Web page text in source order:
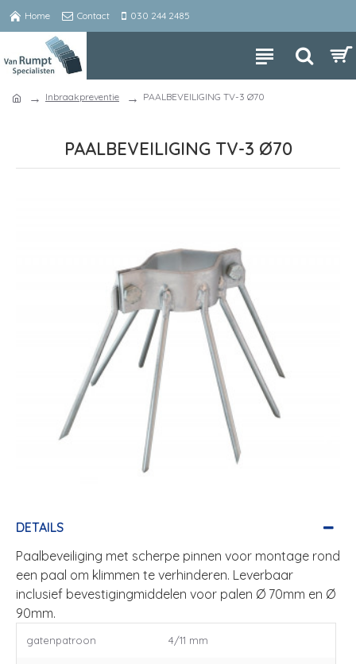
Home Contact 030 244 2485
Inbraakpreventie PAALBEVEILIGING TV-3 Ø70
PAALBEVEILIGING TV-3 Ø70
DETAILS
Paalbeveiliging met scherpe pinnen voor montage rond
een paal om klimmen te verhinderen. Leverbaar
inclusief bevestigingmiddelen voor palen Ø 70mm en Ø
90mm.
gatenpatroon 4/11 mm